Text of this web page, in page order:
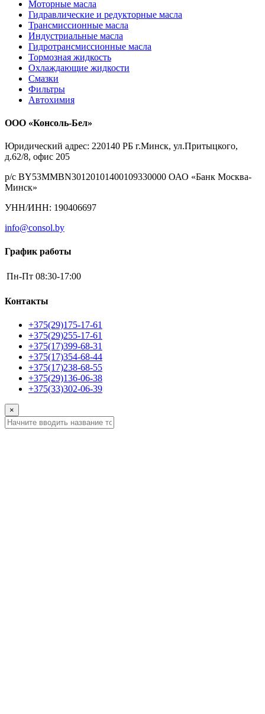
Моторные масла
Гидравлические и редукторные масла
Трансмиссионные масла
Индустриальные масла
Гидротрансмиссионные масла
Тормозная жидкость
Охлаждающие жидкости
Смазки
Фильтры
Автохимия
ООО «Консоль-Бел»
Юридический адрес: 220140 РБ г.Минск, ул.Притыцкого,
д.62/8, офис 205
р/с BY53MMBN30120101400109330000 ОАО «Банк Москва-
Минск»
УНН/ИНН: 190406697
info@consol.by
График работы
Пн-Пт 08:30-17:00
Контакты
+375(29)175-17-61
+375(29)255-17-61
+375(17)399-68-31
+375(17)354-68-44
+375(17)238-68-55
+375(29)136-06-38
+375(33)302-06-39
×